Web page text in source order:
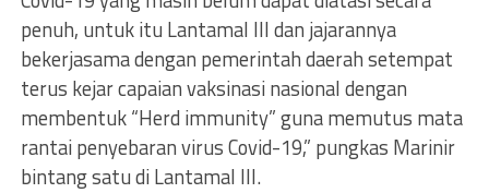
penuh, untuk itu Lantamal III dan jajarannya
bekerjasama dengan pemerintah daerah setempat
terus kejar capaian vaksinasi nasional dengan
membentuk “Herd immunity” guna memutus mata
rantai penyebaran virus Covid-19,” pungkas Marinir
bintang satu di Lantamal III.